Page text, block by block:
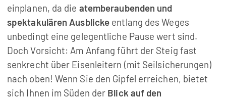
einplanen, da die atemberaubenden und
spektakulären Ausblicke entlang des Weges
unbedingt eine gelegentliche Pause wert sind.
Doch Vorsicht: Am Anfang führt der Steig fast
senkrecht über Eisenleitern (mit Seilsicherungen)
nach oben! Wenn Sie den Gipfel erreichen, bietet
sich Ihnen im Süden der Blick auf den